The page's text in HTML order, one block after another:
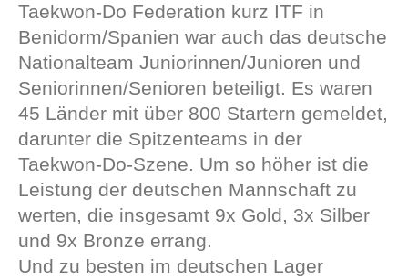
Taekwon-Do Federation kurz ITF in
Benidorm/Spanien war auch das deutsche
Nationalteam Juniorinnen/Junioren und
Seniorinnen/Senioren beteiligt. Es waren
45 Länder mit über 800 Startern gemeldet,
darunter die Spitzenteams in der
Taekwon-Do-Szene. Um so höher ist die
Leistung der deutschen Mannschaft zu
werten, die insgesamt 9x Gold, 3x Silber
und 9x Bronze errang.
Und zu besten im deutschen Lager